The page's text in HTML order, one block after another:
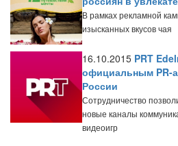
В рамках рекламной
изысканных вкусов чая
16.10.2015 PRT
официальным PR-
России
Сотрудничество
новые каналы
видеоигр